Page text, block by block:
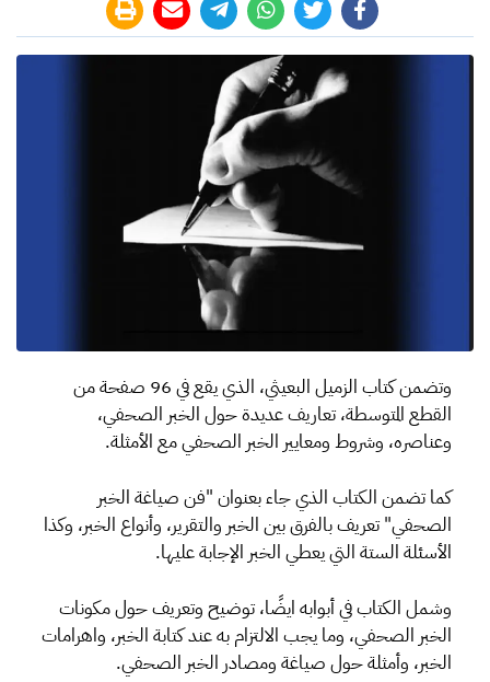
وتضمن كتاب الزميل البعيثي، الذي يقع في 96 صفحة من
القطع المتوسطة، تعاريف عديدة حول الخبر الصحفي،
وعناصره، وشروط ومعايير الخبر الصحفي مع الأمثلة.
كما تضمن الكتاب الذي جاء بعنوان "فن صياغة الخبر
الصحفي" تعريف بالفرق بين الخبر والتقرير، وأنواع الخبر، وكذا
الأسئلة الستة التي يعطي الخبر الإجابة عليها.
وشمل الكتاب في أبوابه ايضًا، توضيح وتعريف حول مكونات
الخبر الصحفي، وما يجب الالتزام به عند كتابة الخبر، واهرامات
الخبر، وأمثلة حول صياغة ومصادر الخبر الصحفي.